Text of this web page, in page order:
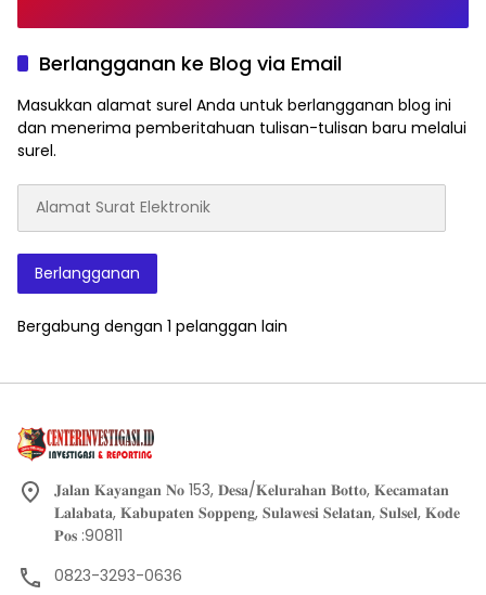
Berlangganan ke Blog via Email
Masukkan alamat surel Anda untuk berlangganan blog ini
dan menerima pemberitahuan tulisan-tulisan baru melalui
surel.
Surat
Elektronik
Berlangganan
Bergabung dengan 1 pelanggan lain
𝐉𝐚𝐥𝐚𝐧 𝐊𝐚𝐲𝐚𝐧𝐠𝐚𝐧 𝐍𝐨 153, 𝐃𝐞𝐬𝐚/𝐊𝐞𝐥𝐮𝐫𝐚𝐡𝐚𝐧 𝐁𝐨𝐭𝐭𝐨, 𝐊𝐞𝐜𝐚𝐦𝐚𝐭𝐚𝐧
𝐋𝐚𝐥𝐚𝐛𝐚𝐭𝐚, 𝐊𝐚𝐛𝐮𝐩𝐚𝐭𝐞𝐧 𝐒𝐨𝐩𝐩𝐞𝐧𝐠, 𝐒𝐮𝐥𝐚𝐰𝐞𝐬𝐢 𝐒𝐞𝐥𝐚𝐭𝐚𝐧, 𝐒𝐮𝐥𝐬𝐞𝐥, 𝐊𝐨𝐝𝐞
𝐏𝐨𝐬 :90811
0823-3293-0636